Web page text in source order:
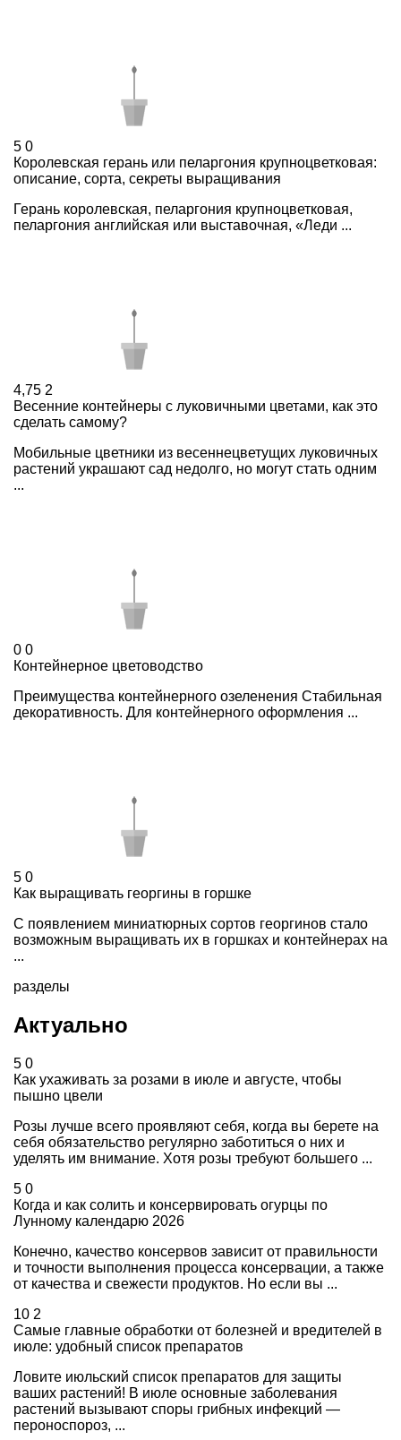
5 0
Королевская герань или пеларгония крупноцветковая:
описание, сорта, секреты выращивания
Герань королевская, пеларгония крупноцветковая,
пеларгония английская или выставочная, «Леди ...
4,75 2
Весенние контейнеры с луковичными цветами, как это
сделать самому?
Мобильные цветники из весеннецветущих луковичных
растений украшают сад недолго, но могут стать одним
...
0 0
Контейнерное цветоводство
Преимущества контейнерного озеленения Стабильная
декоративность. Для контейнерного оформления ...
5 0
Как выращивать георгины в горшке
С появлением миниатюрных сортов георгинов стало
возможным выращивать их в горшках и контейнерах на
...
разделы
Актуально
5 0
Как ухаживать за розами в июле и августе, чтобы
пышно цвели
Розы лучше всего проявляют себя, когда вы берете на
себя обязательство регулярно заботиться о них и
уделять им внимание. Хотя розы требуют большего ...
5 0
Когда и как солить и консервировать огурцы по
Лунному календарю 2026
Конечно, качество консервов зависит от правильности
и точности выполнения процесса консервации, а также
от качества и свежести продуктов. Но если вы ...
10 2
Самые главные обработки от болезней и вредителей в
июле: удобный список препаратов
Ловите июльский список препаратов для защиты
ваших растений! В июле основные заболевания
растений вызывают споры грибных инфекций —
пероноспороз, ...